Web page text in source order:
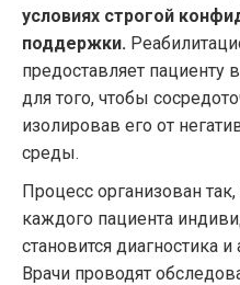
условиях строгой
поддержки.
предоставляет пациенту
для того, чтобы
изолировав его от
среды.
Процесс организован
каждого пациента
становится диагностика
Врачи проводят